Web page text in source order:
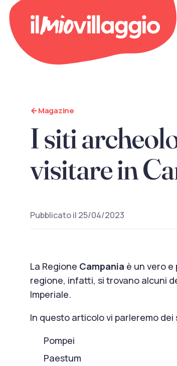
Magazine
I siti
visitare in
Pubblicato il 25/04/2023
La Regione Campania è un vero e
regione, infatti, si trovano alcuni
Imperiale.
In questo articolo vi parleremo
Pompei
Paestum